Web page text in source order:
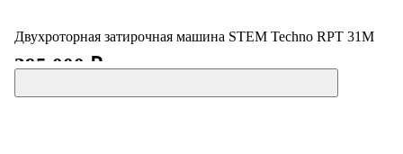
Двухроторная затирочная машина STEM Techno RPT 31М
395 000 ₽